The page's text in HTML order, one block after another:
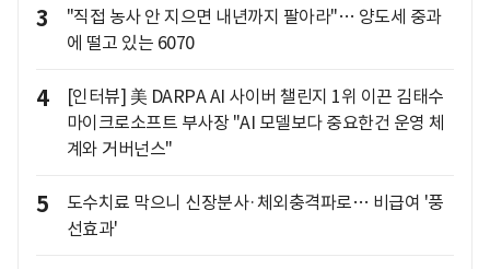
3
"직접 농사 안 지으면 내년까지 팔아라"… 양도세 중과
에 떨고 있는 6070
4
[인터뷰] 美 DARPA AI 사이버 챌린지 1위 이끈 김태수
마이크로소프트 부사장 "AI 모델보다 중요한건 운영 체
계와 거버넌스"
5
도수치료 막으니 신장분사·체외충격파로… 비급여 '풍
선효과'